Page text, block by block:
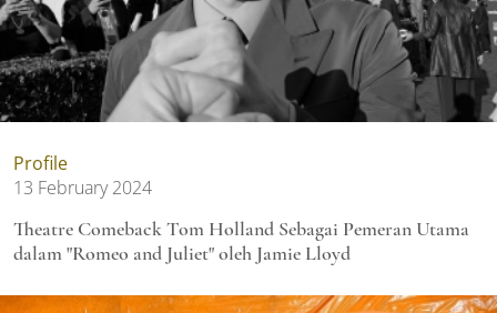
Profile
13 February 2024
Theatre Comeback Tom Holland Sebagai Pemeran Utama
dalam "Romeo and Juliet" oleh Jamie Lloyd